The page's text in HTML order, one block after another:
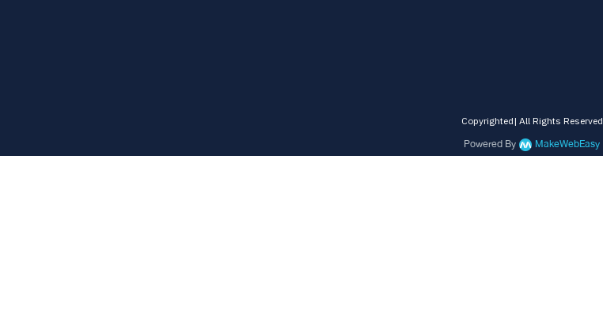
Copyrighted| All Rights Reserved
Powered By MakeWebEasy